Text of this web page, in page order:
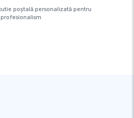
poștală personalizată pentru
profesionalism